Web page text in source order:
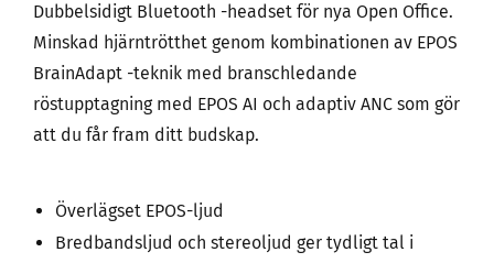
Dubbelsidigt Bluetooth -headset för nya Open Office.
Minskad hjärntrötthet genom kombinationen av EPOS
BrainAdapt -teknik med branschledande
röstupptagning med EPOS AI och adaptiv ANC som gör
att du får fram ditt budskap.
Överlägset EPOS-ljud
Bredbandsljud och stereoljud ger tydligt tal i